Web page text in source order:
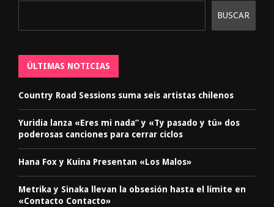
BUSCAR
ÚLTIMAS NOTICIAS
Country Road Sessions suma seis artistas chilenos
Yuridia lanza «Eres mi nada” y «Ty pasado y tú» dos
poderosas canciones para cerrar ciclos
Hana Fox y Kuina Presentan «Los Malos»
Metrika y Sinaka llevan la obsesión hasta el límite en
«Contacto Contacto»